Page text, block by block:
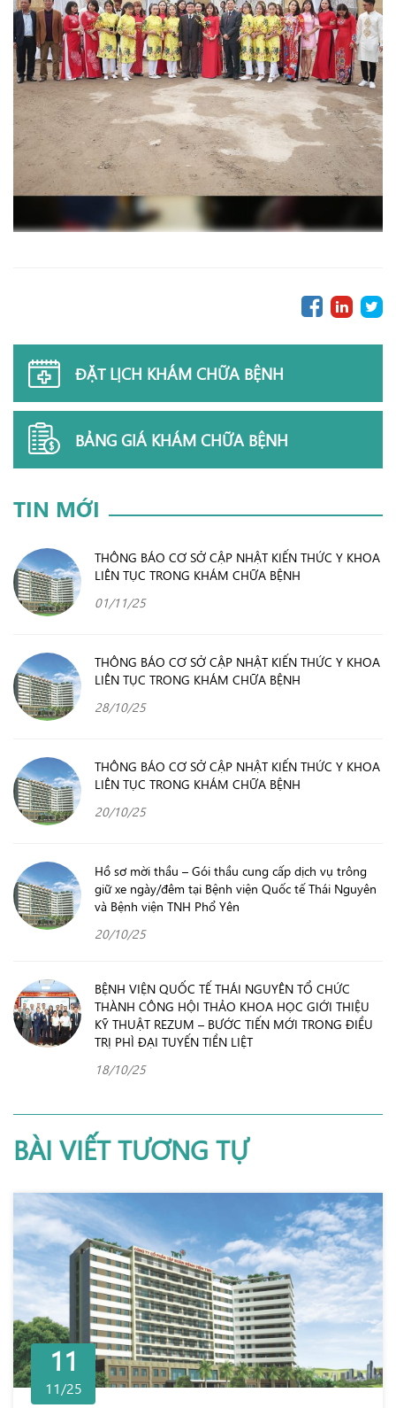
ĐẶT LỊCH KHÁM CHỮA BỆNH
BẢNG GIÁ KHÁM CHỮA BỆNH
TIN MỚI
THÔNG BÁO CƠ SỞ CẬP NHẬT KIẾN THỨC Y KHOA
LIÊN TỤC TRONG KHÁM CHỮA BỆNH
01/11/25
THÔNG BÁO CƠ SỞ CẬP NHẬT KIẾN THỨC Y KHOA
LIÊN TỤC TRONG KHÁM CHỮA BỆNH
28/10/25
THÔNG BÁO CƠ SỞ CẬP NHẬT KIẾN THỨC Y KHOA
LIÊN TỤC TRONG KHÁM CHỮA BỆNH
20/10/25
Hồ sơ mời thầu – Gói thầu cung cấp dịch vụ trông
giữ xe ngày/đêm tại Bệnh viện Quốc tế Thái Nguyên
và Bệnh viện TNH Phổ Yên
20/10/25
BỆNH VIỆN QUỐC TẾ THÁI NGUYÊN TỔ CHỨC
THÀNH CÔNG HỘI THẢO KHOA HỌC GIỚI THIỆU
KỸ THUẬT REZUM – BƯỚC TIẾN MỚI TRONG ĐIỀU
TRỊ PHÌ ĐẠI TUYẾN TIỀN LIỆT
18/10/25
BÀI VIẾT TƯƠNG TỰ
11
11/25